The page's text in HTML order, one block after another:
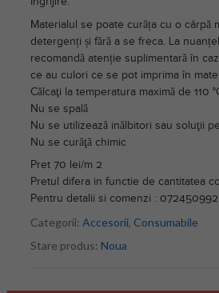
Materialul se poate curăța cu o cârpă
detergenți și fără a se freca. La
recomandă atenție suplimentară în
ce au culori ce se pot imprima în
Călcaţi la temperatura maximă de 110
Nu se spală
Nu se utilizează inălbitori sau soluţii
Nu se curăţă chimic
Pret 70 lei/m 2
Pretul difera in functie de cantitatea
Pentru detalii si comenzi :
Categorii: Accesorii, Consumabile
Stare produs: Noua